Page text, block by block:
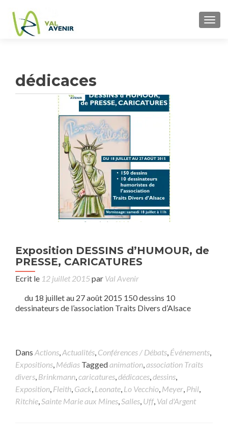
dédicaces
Exposition DESSINS d’HUMOUR, de
PRESSE, CARICATURES
Ecrit le 12 juillet 2015par Val Avenir
du 18 juillet au 27 août 2015 150 dessins 10
dessinateurs de l’association Traits Divers d’Alsace
Dans Actions,Actualités, Conférences / Débats, Événements,
Expositions, Médias Taggedanimation,association Traits
divers, Brinkmann,caricatures,dédicaces,dessins,
Exposition, Fleith, Gack, Leonate, Lo Vecchio, Meyer, Phil,
Ritchie,Sainte Marie aux Mines,Salles, Uff, Val d'Argent